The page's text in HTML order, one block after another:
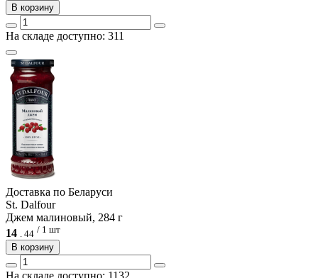
В корзину
На складе доступно: 311
Доcтавка по Беларуси
St. Dalfour
Джем малиновый, 284 г
14 . 44 / 1 шт
В корзину
На складе доступно: 1132